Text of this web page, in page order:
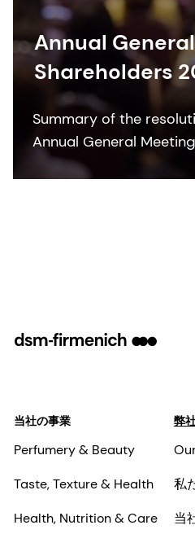
Annual
Shareholders
Summary of the
Annual General
2016.
当社の事業
Perfumery & Beauty
Taste, Texture & Health
Health, Nutrition & Care
弊
私
当